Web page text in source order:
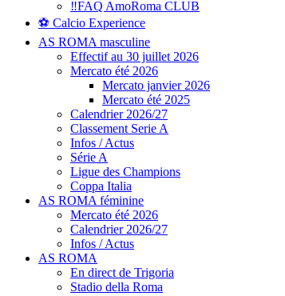
‼️FAQ AmoRoma CLUB
⚽ Calcio Experience
AS ROMA masculine
Effectif au 30 juillet 2026
Mercato été 2026
Mercato janvier 2026
Mercato été 2025
Calendrier 2026/27
Classement Serie A
Infos / Actus
Série A
Ligue des Champions
Coppa Italia
AS ROMA féminine
Mercato été 2026
Calendrier 2026/27
Infos / Actus
AS ROMA
En direct de Trigoria
Stadio della Roma